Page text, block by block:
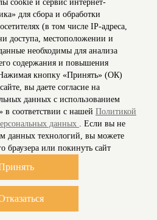
моихперсональных данных
вПолитикев отношении
данных
персональных данных
и защита информации
cookie и сервис интернет-
для сбора и обработки
(в том числе IP-адреса,
доступа, местоположении и
необходимы для анализа
содержания и повышения
кнопку «Принять» (ОК)
вы даете согласие на
данных с использованием
в соответствии с нашей Политикой
данных . Если вы не
данных технологий, вы можете
браузера или покинуть сайт